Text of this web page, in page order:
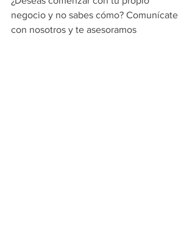
negocio y no sabes cómo? Comunícate
con nosotros y te asesoramos